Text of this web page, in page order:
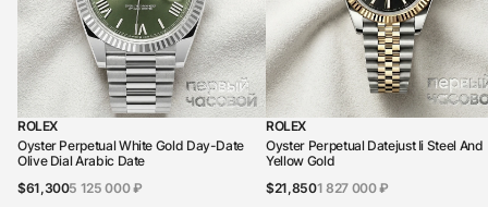
ROLEX
Oyster Perpetual White Gold Day-Date
Olive Dial Arabic Date
$61,3005 125 000 ₽
ROLEX
Oyster Perpetual Datejust Ii Steel And
Yellow Gold
$21,8501 827 000 ₽